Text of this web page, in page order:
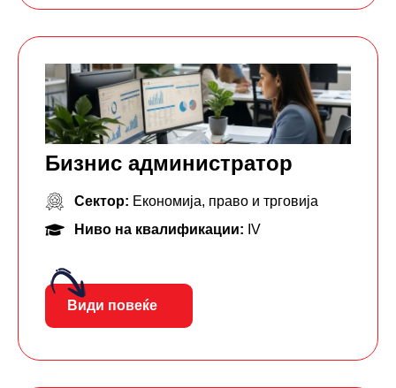
Бизнис администратор
Сектор: Економија, право и трговија
Ниво на квалификации: IV
Види повеќе